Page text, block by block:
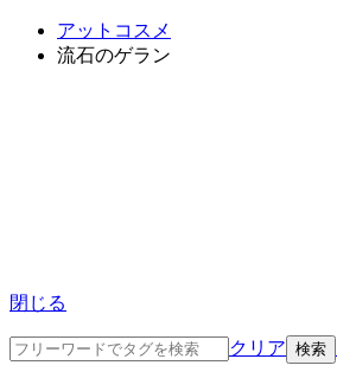
アットコスメ
流石のゲラン
閉じる
クリア